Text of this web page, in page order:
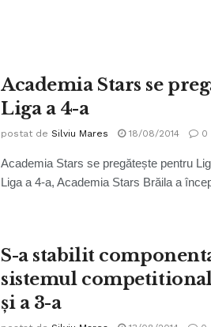
Academia Stars se
Liga a 4-a
postat de Silviu Mares 18/08/2014 0
Academia Stars se pregătește pentru
Liga a 4-a, Academia Stars Brăila a
S-a stabilit
sistemul
și a 3-a